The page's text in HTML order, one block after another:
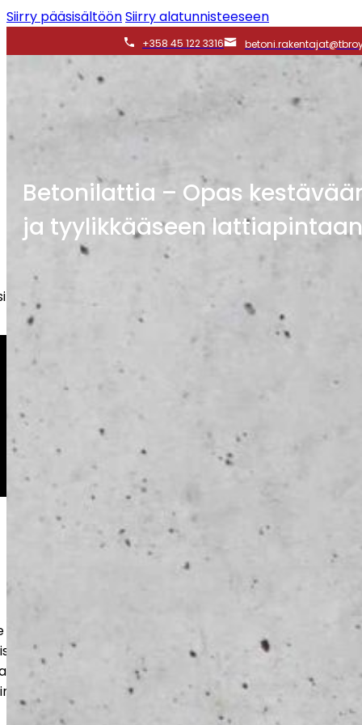
Siirry pääsisältöönSiirry alatunnisteeseen
+358 45 122 3316
taloyhtiöitä sekä
ja toteutamme kestävät betonilattiat
ja varastoihin. Huolellinen
materiaalit takaavat pitkän
lopputuloksen.
Betonilattia – Opas
ja tyylikkääseen lattiapintaan